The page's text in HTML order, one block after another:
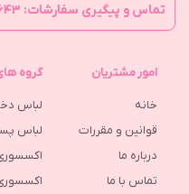
تماس و پیگیری سفارشات: ۶۲۷۳۶۴۳-۰۹۱۹
امور مشتریان
خانه
قوانین و مقررات
درباره ما
تماس با ما
گروه
لباس
لباس